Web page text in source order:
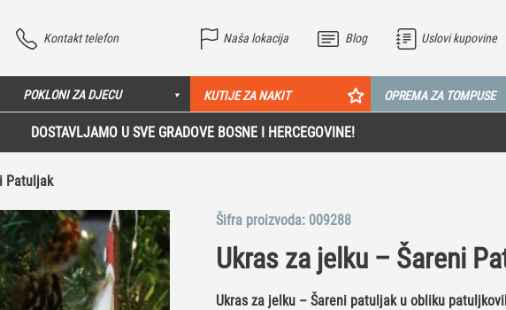
Kontakt telefon Naša lokacija Blog Uslovi kupovine
POKLONI ZA DJECU KUTIJE ZA NAKIT OPREMA ZA TOMPUSE
DOSTAVLJAMO U SVE GRADOVE BOSNE I HERCEGOVINE!
Patuljak
Ukras za jelku – Šareni
Ukras za jelku – Šareni patuljak u obliku
Šifra proizvoda: 009288